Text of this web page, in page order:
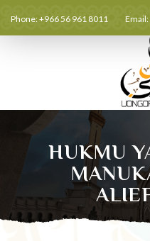
Phone: +966 56 961 8011 Email:
HUKMU